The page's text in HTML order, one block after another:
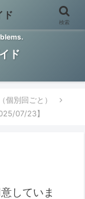
す。 This site helps
ド
個別回ごと）
07/23】
していま
ド
検索